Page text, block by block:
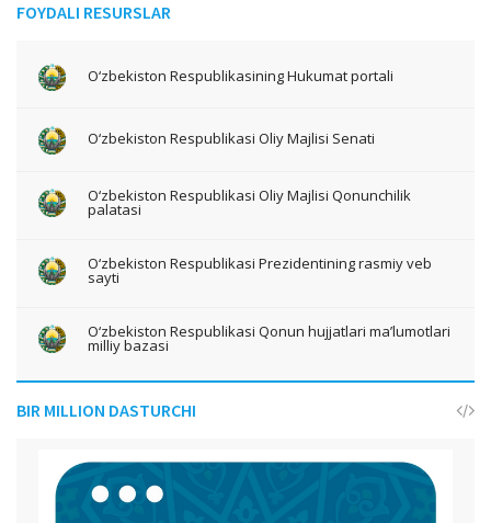
FOYDALI RESURSLAR
O‘zbekiston Respublikasining Hukumat portali
O‘zbekiston Respublikasi Oliy Majlisi Senati
O‘zbekiston Respublikasi Oliy Majlisi Qonunchilik
palatasi
O‘zbekiston Respublikasi Prezidentining rasmiy veb
sayti
O‘zbekiston Respublikasi Qonun hujjatlari ma’lumotlari
milliy bazasi
BIR MILLION DASTURCHI